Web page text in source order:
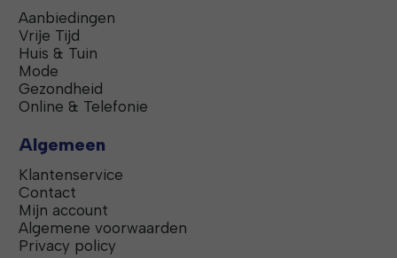
Aanbiedingen
Vrije Tijd
Huis & Tuin
Mode
Gezondheid
Online & Telefonie
Algemeen
Klantenservice
Contact
Mijn account
Algemene voorwaarden
Privacy policy